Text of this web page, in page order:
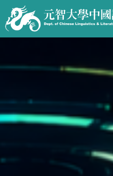
最新消息 News
課程資訊 Course